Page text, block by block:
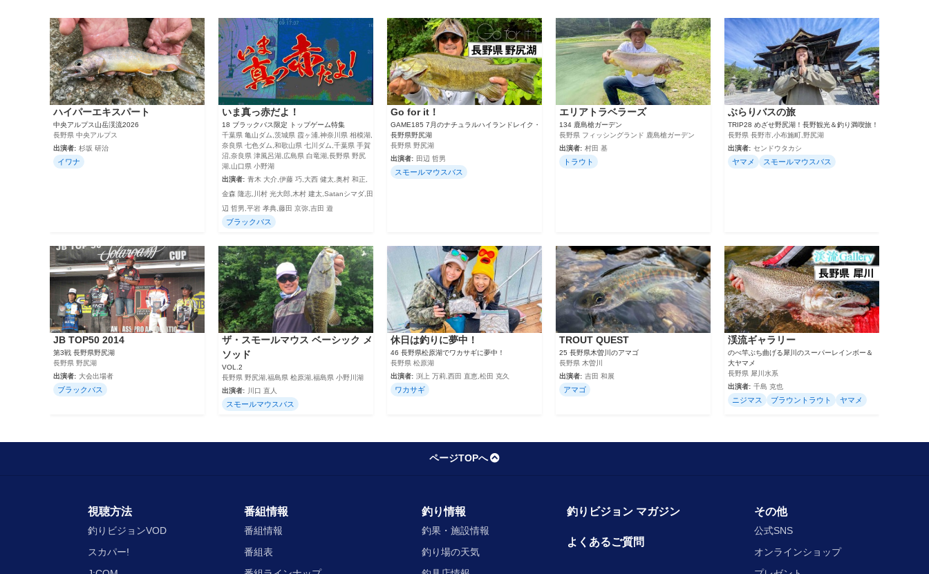
ハイパーエキスパート
中央アルプス山岳渓流2026
長野県 中央アルプス
出演者: 杉坂 研治
イワナ
いま真っ赤だよ！
18 ブラックバス限定 トップゲーム特集
千葉県 亀山ダム,茨城県 霞ヶ浦,神奈川県 相模湖,
奈良県 七色ダム,和歌山県 七川ダム,千葉県 手賀
沼,奈良県 津風呂湖,広島県 白竜湖,長野県 野尻
湖,山口県 小野湖
出演者: 青木 大介,伊藤 巧,大西 健太,奥村 和正,
金森 隆志,川村 光大郎,木村 建太,Satanシマダ,田
辺 哲男,平岩 孝典,藤田 京弥,吉田 遊
ブラックバス
Go for it！
GAME185 7月のナチュラルハイランドレイク・
長野県野尻湖
長野県 野尻湖
出演者: 田辺 哲男
スモールマウスバス
エリアトラベラーズ
134 鹿島槍ガーデン
長野県 フィッシングランド 鹿島槍ガーデン
出演者: 村田 基
トラウト
ぶらりバスの旅
TRIP28 めざせ野尻湖！長野観光＆釣り満喫旅！
長野県 長野市,小布施町,野尻湖
出演者: センドウタカシ
ヤマメ スモールマウスバス
JB TOP50 2014
第3戦 長野県野尻湖
長野県 野尻湖
出演者: 大会出場者
ブラックバス
ザ・スモールマウス ベーシック メ
ソッド
VOL.2
長野県 野尻湖,福島県 桧原湖,福島県 小野川湖
出演者:
川口 直人
スモールマウスバス
休日は釣りに夢中！
46 長野県松原湖でワカサギに夢中！
長野県 松原湖
出演者: 渕上 万莉,西田 直恵,松田 克久
ワカサギ
TROUT QUEST
25 長野県木曽川のアマゴ
長野県 木曽川
出演者: 吉田 和展
アマゴ
渓流ギャラリー
のべ竿ぶち曲げる犀川のスーパーレインボー＆
大ヤマメ
長野県 犀川水系
出演者: 千島 克也
ニジマス ブラウントラウト ヤマメ
ページTOPへ
視聴方法
釣りビジョンVOD
スカパー!
番組情報
番組情報
番組表
釣り情報
釣果・施設情報
釣り場の天気
釣りビジョン マガジン
よくあるご質問
その他
公式SNS
オンラインショップ